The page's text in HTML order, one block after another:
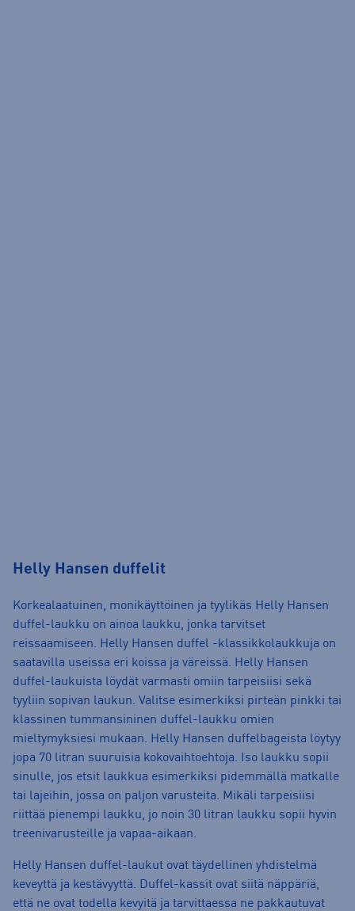
Helly Hansen duffelit
Korkealaatuinen, monikäyttöinen ja tyylikäs Helly Hansen
duffel-laukku on ainoa laukku, jonka tarvitset
reissaamiseen. Helly Hansen duffel -klassikkolaukkuja on
saatavilla useissa eri koissa ja väreissä. Helly Hansen
duffel-laukuista löydät varmasti omiin tarpeisiisi sekä
tyyliin sopivan laukun. Valitse esimerkiksi pirteän pinkki tai
klassinen tummansininen duffel-laukku omien
mieltymyksiesi mukaan. Helly Hansen duffelbageista löytyy
jopa 70 litran suuruisia kokovaihtoehtoja. Iso laukku sopii
sinulle, jos etsit laukkua esimerkiksi pidemmällä matkalle
tai lajeihin, jossa on paljon varusteita. Mikäli tarpeisiisi
riittää pienempi laukku, jo noin 30 litran laukku sopii hyvin
treenivarusteille ja vapaa-aikaan.
Helly Hansen duffel-laukut ovat täydellinen yhdistelmä
keveyttä ja kestävyyttä. Duffel-kassit ovat siitä näppäriä,
että ne ovat todella kevyitä ja tarvittaessa ne pakkautuvat